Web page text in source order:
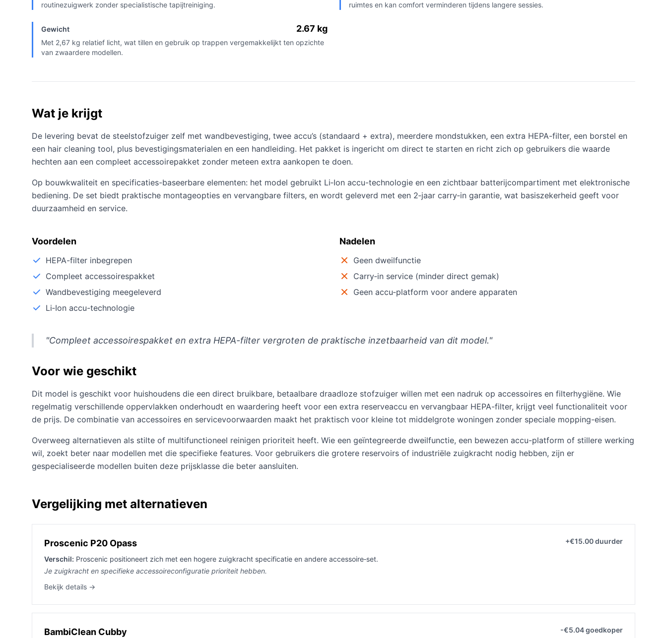
routinezuigwerk zonder specialistische tapijtreiniging.
ruimtes en kan comfort verminderen tijdens langere sessies.
Gewicht 2.67 kg
Met 2,67 kg relatief licht, wat tillen en gebruik op trappen vergemakkelijkt ten opzichte
van zwaardere modellen.
Wat je krijgt
De levering bevat de steelstofzuiger zelf met wandbevestiging, twee accu’s (standaard + extra), meerdere mondstukken, een extra HEPA-filter, een borstel en
een hair cleaning tool, plus bevestigingsmaterialen en een handleiding. Het pakket is ingericht om direct te starten en richt zich op gebruikers die waarde
hechten aan een compleet accessoirepakket zonder meteen extra aankopen te doen.
Op bouwkwaliteit en specificaties-baseerbare elementen: het model gebruikt Li‑Ion accu-technologie en een zichtbaar batterijcompartiment met elektronische
bediening. De set biedt praktische montageopties en vervangbare filters, en wordt geleverd met een 2‑jaar carry‑in garantie, wat basiszekerheid geeft voor
duurzaamheid en service.
Voordelen
HEPA-filter inbegrepen
Compleet accessoirespakket
Wandbevestiging meegeleverd
Li‑Ion accu-technologie
Nadelen
Geen dweilfunctie
Carry‑in service (minder direct gemak)
Geen accu‑platform voor andere apparaten
"Compleet accessoirespakket en extra HEPA-filter vergroten de praktische inzetbaarheid van dit model."
Voor wie geschikt
Dit model is geschikt voor huishoudens die een direct bruikbare, betaalbare draadloze stofzuiger willen met een nadruk op accessoires en filterhygiëne. Wie
regelmatig verschillende oppervlakken onderhoudt en waardering heeft voor een extra reserveaccu en vervangbaar HEPA-filter, krijgt veel functionaliteit voor
de prijs. De combinatie van accessoires en servicevoorwaarden maakt het praktisch voor kleine tot middelgrote woningen zonder speciale mopping-eisen.
Overweeg alternatieven als stilte of multifunctioneel reinigen prioriteit heeft. Wie een geïntegreerde dweilfunctie, een bewezen accu-platform of stillere werking
wil, zoekt beter naar modellen met die specifieke features. Voor gebruikers die grotere reservoirs of industriële zuigkracht nodig hebben, zijn er
gespecialiseerde modellen buiten deze prijsklasse die beter aansluiten.
Vergelijking met alternatieven
Proscenic P20 Opass +€15.00 duurder
Verschil: Proscenic positioneert zich met een hogere zuigkracht specificatie en andere accessoire‑set.
Je zuigkracht en specifieke accessoireconfiguratie prioriteit hebben.
Bekijk details →
BambiClean Cubby -€5.04 goedkoper